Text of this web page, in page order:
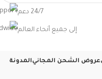
24/7 دعم
إلى جميع أنحاء العالم
عروض الشحن المجانيالمدونة